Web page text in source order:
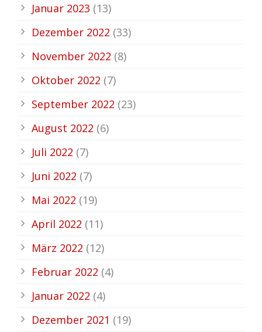
Januar 2023 (13)
Dezember 2022 (33)
November 2022 (8)
Oktober 2022 (7)
September 2022 (23)
August 2022 (6)
Juli 2022 (7)
Juni 2022 (7)
Mai 2022 (19)
April 2022 (11)
März 2022 (12)
Februar 2022 (4)
Januar 2022 (4)
Dezember 2021 (19)